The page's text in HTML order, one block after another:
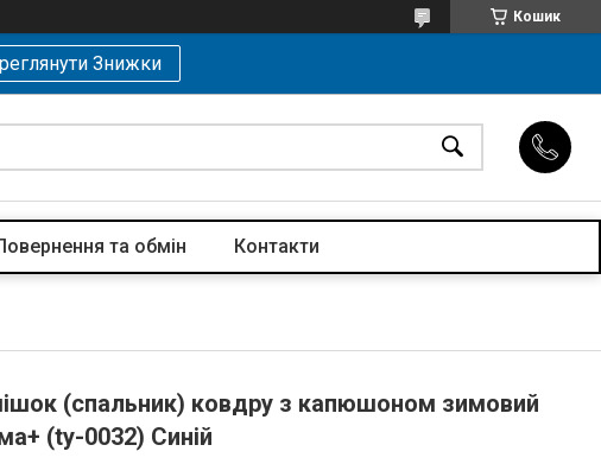
Кошик
Знижки
та обмін Контакти
(спальник) ковдру з капюшоном зимовий
(ty-0032) Синій